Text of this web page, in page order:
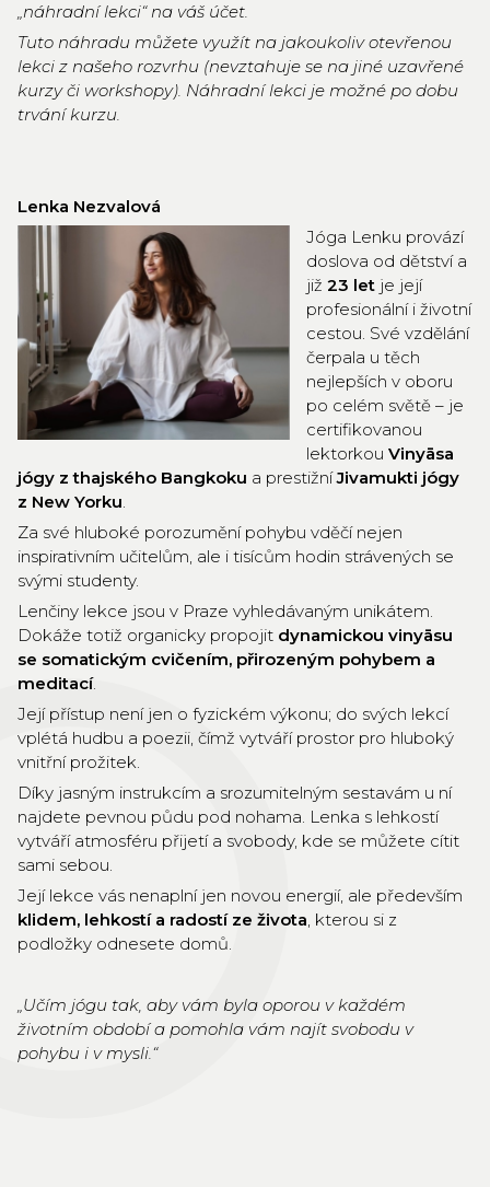
„náhradní lekci“ na váš účet.
Tuto náhradu můžete využít na jakoukoliv otevřenou
lekci z našeho rozvrhu (nevztahuje se na jiné uzavřené
kurzy či workshopy). Náhradní lekci je možné po dobu
trvání kurzu.
Lenka Nezvalová
Jóga Lenku provází
doslova od dětství a
již 23 let je její
profesionální i životní
cestou. Své vzdělání
čerpala u těch
nejlepších v oboru
po celém světě – je
certifikovanou
lektorkou Vinyāsa
jógy z thajského Bangkoku a prestižníJivamukti jógy
z New Yorku.
Za své hluboké porozumění pohybu vděčí nejen
inspirativním učitelům, ale i tisícům hodin strávených se
svými studenty.
Lenčiny lekce jsou v Praze vyhledávaným unikátem.
Dokáže totiž organicky propojit dynamickou vinyāsu
se somatickým cvičením, přirozeným pohybem a
meditací.
Její přístup není jen o fyzickém výkonu; do svých lekcí
vplétá hudbu a poezii, čímž vytváří prostor pro hluboký
vnitřní prožitek.
Díky jasným instrukcím a srozumitelným sestavám u ní
najdete pevnou půdu pod nohama. Lenka s lehkostí
vytváří atmosféru přijetí a svobody, kde se můžete cítit
sami sebou.
Její lekce vás nenaplní jen novou energií, ale především
klidem, lehkostí a radostí ze života, kterou si z
podložky odnesete domů.
„Učím jógu tak, aby vám byla oporou v každém
životním období a pomohla vám najít svobodu v
pohybu i v mysli.“